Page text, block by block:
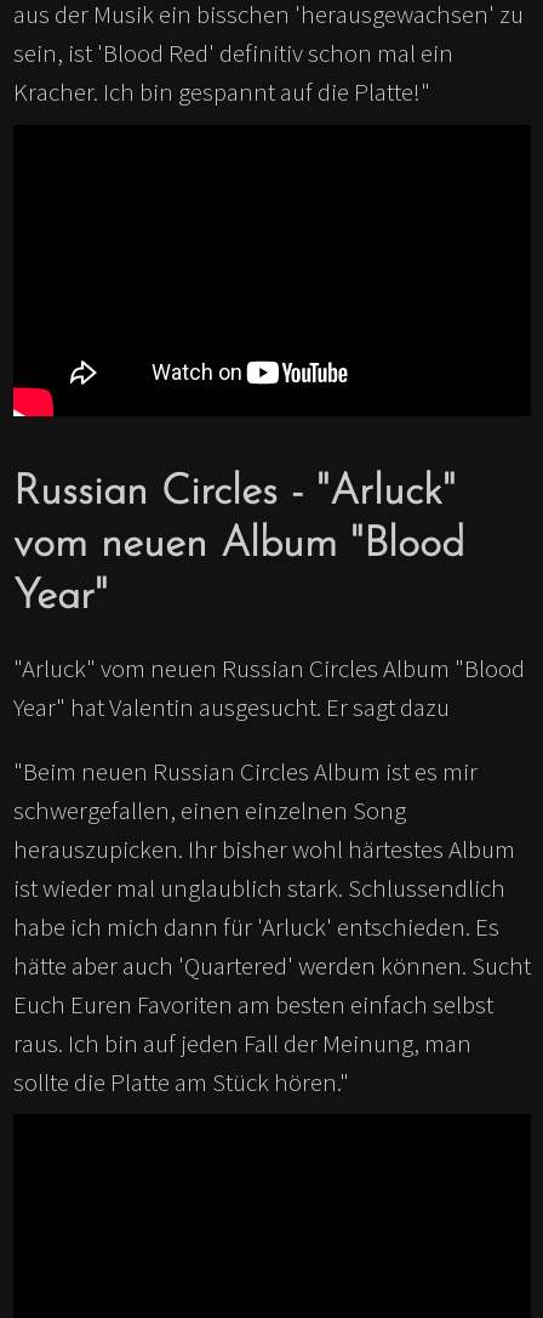
aus der Musik ein bisschen 'herausgewachsen' zu
sein, ist 'Blood Red' definitiv schon mal ein
Kracher. Ich bin gespannt auf die Platte!"
Russian Circles - "Arluck"
vom neuen Album "Blood
Year"
"Arluck" vom neuen Russian Circles Album "Blood
Year" hat Valentin ausgesucht. Er sagt dazu
"Beim neuen Russian Circles Album ist es mir
schwergefallen, einen einzelnen Song
herauszupicken. Ihr bisher wohl härtestes Album
ist wieder mal unglaublich stark. Schlussendlich
habe ich mich dann für 'Arluck' entschieden. Es
hätte aber auch 'Quartered' werden können. Sucht
Euch Euren Favoriten am besten einfach selbst
raus. Ich bin auf jeden Fall der Meinung, man
sollte die Platte am Stück hören."